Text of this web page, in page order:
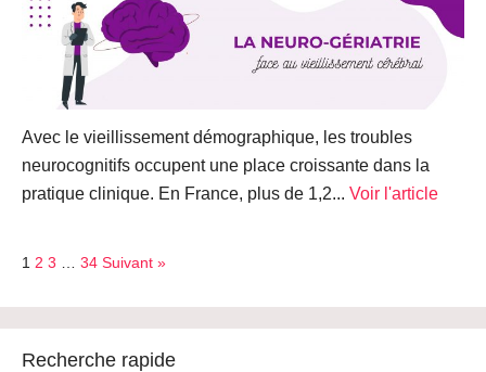
Avec le vieillissement démographique, les troubles
neurocognitifs occupent une place croissante dans la
pratique clinique. En France, plus de 1,2... Voir l'article
1 2 3 34 Suivant »
Recherche rapide